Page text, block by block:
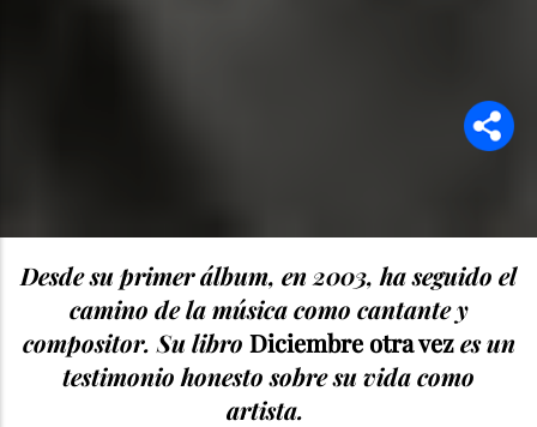
Desde su primer álbum, en 2003, ha seguido el
camino de la música como cantante y
compositor. Su libro Diciembre otra vezes un
testimonio honesto sobre su vida como
artista.